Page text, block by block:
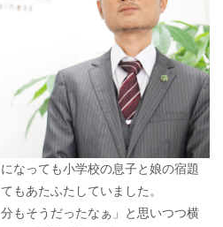
なっても小学校の息子と娘の宿題
もあたふたしていました。
もそうだったなぁ」と思いつつ横